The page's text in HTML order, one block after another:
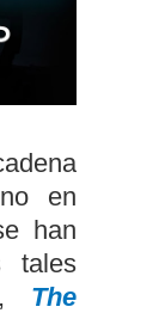
en
han
tales
, The